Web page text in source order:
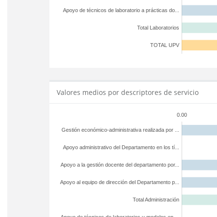
TOTAL UPV
Total Laboratorios
Apoyo de técnicos de laboratorio a prácticas do...
Valores medios por descriptores de servicio
0.00
Total Administración
Apoyo al equipo de dirección del Departamento p...
Apoyo a la gestión docente del departamento por...
Apoyo administrativo del Departamento en los tí...
Gestión económico-administrativa realizada por ...